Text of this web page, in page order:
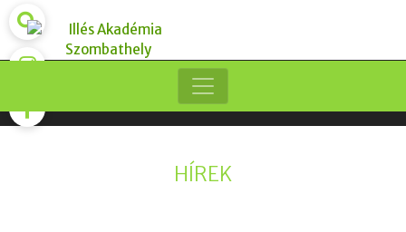
HÍREK